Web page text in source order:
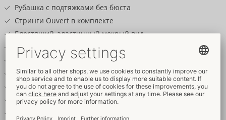
товару
Рубашка с подтяжками без бюста
Стринги Ouvert в комплекте
Блестящий, эластичный мокрый вид
Вышитые, украшенные пайетками вставки
Детали цвета розового золота
6 съемных нагрудных цепочек
Регулируемые ремешки для подтяжек
Стринги без промежности